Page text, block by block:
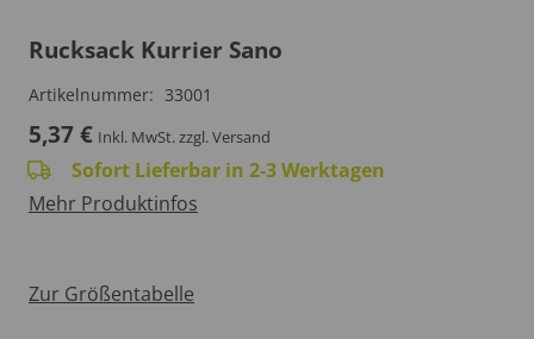
Rucksack Kurrier Sano
Artikelnummer: 33001
5,37€ Inkl. MwSt.zzgl. Versand
Sofort Lieferbar in 2-3 Werktagen
Mehr Produktinfos
Zur Größentabelle